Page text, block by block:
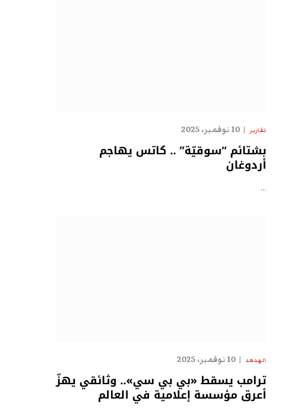
تقارير 10 نوفمبر، 2025
بشتائم “سوقيّة” .. كاتس يهاجم
أردوغان
…
الهدهد 10 نوفمبر، 2025
ترامب يسقط «بي بي سي».. وثائقي يهزّ
أعرق مؤسسة إعلامية في العالم